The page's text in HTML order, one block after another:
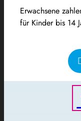
Erwachsene
für Kinder bis 14